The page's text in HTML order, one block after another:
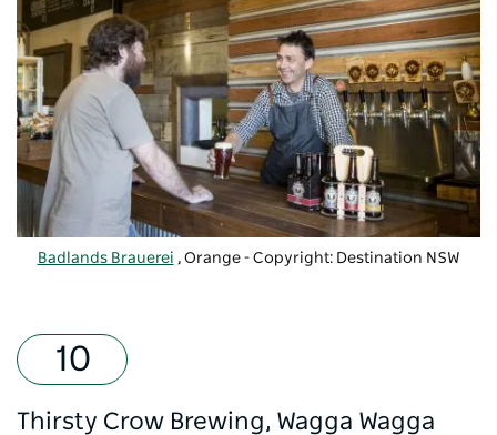
Badlands Brauerei , Orange - Copyright: Destination NSW
Thirsty Crow Brewing, Wagga Wagga